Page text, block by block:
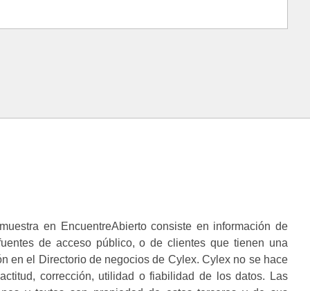
en EncuentreAbierto consiste en información de
de acceso público, o de clientes que tienen una
en el Directorio de negocios de Cylex. Cylex no se hace
corrección, utilidad o fiabilidad de los datos. Las